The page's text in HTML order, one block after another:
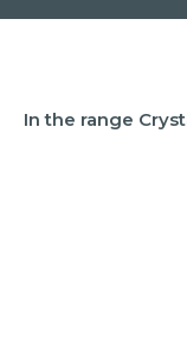
In the range